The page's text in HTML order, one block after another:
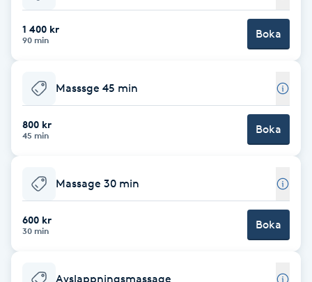
Babylights
Balayage
Bambumassage
Barber
Barnklippning
BIAB
1 400 kr
90 min Boka
Masssge 45 min
800 kr
45 min Boka
Massage 30 min
600 kr
30 min Boka
Avslappningsmassage